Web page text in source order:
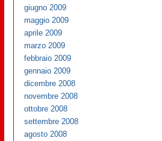
giugno 2009
maggio 2009
aprile 2009
marzo 2009
febbraio 2009
gennaio 2009
dicembre 2008
novembre 2008
ottobre 2008
settembre 2008
agosto 2008